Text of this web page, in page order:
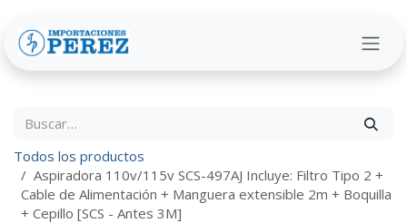
Todos los productos
Aspiradora 110v/115v SCS-497AJ Incluye: Filtro Tipo 2 +
Cable de Alimentación + Manguera extensible 2m + Boquilla
+ Cepillo [SCS - Antes 3M]